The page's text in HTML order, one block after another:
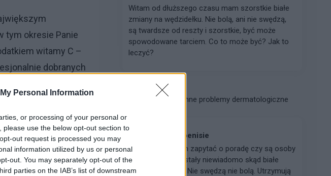
Personal Information
or processing of your personal or
use the below opt-out section to
out request is processed you may
information utilized by us or personal
out. You may separately opt-out of the
parties on the IAB’s list of downstream
tym okresie Panie
witamy C –
dobranych
oraz odżywi i
w oparciu
Jednym z takich
Witam od dłuższego czasu mam szorstkie białe
zmiany na wędzidełku. Nie bolą, ani nie swędzą,
są twardsze od reszty i szorstkie, być może
spowodowane tarciem. Co to może być? Jak to
leczyć?
plast94.
Inne problemy dermatologiczne
Białe plamy na penisie
Witam, Chciałbym zapytać o poradę czy są osoby
które również dostały niewiadomo skąd białe
plamy na penisie. Nie swędzą nie bolą. Utrzymują